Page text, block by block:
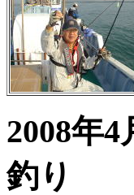
2008
釣